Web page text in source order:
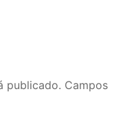
publicado. Campos